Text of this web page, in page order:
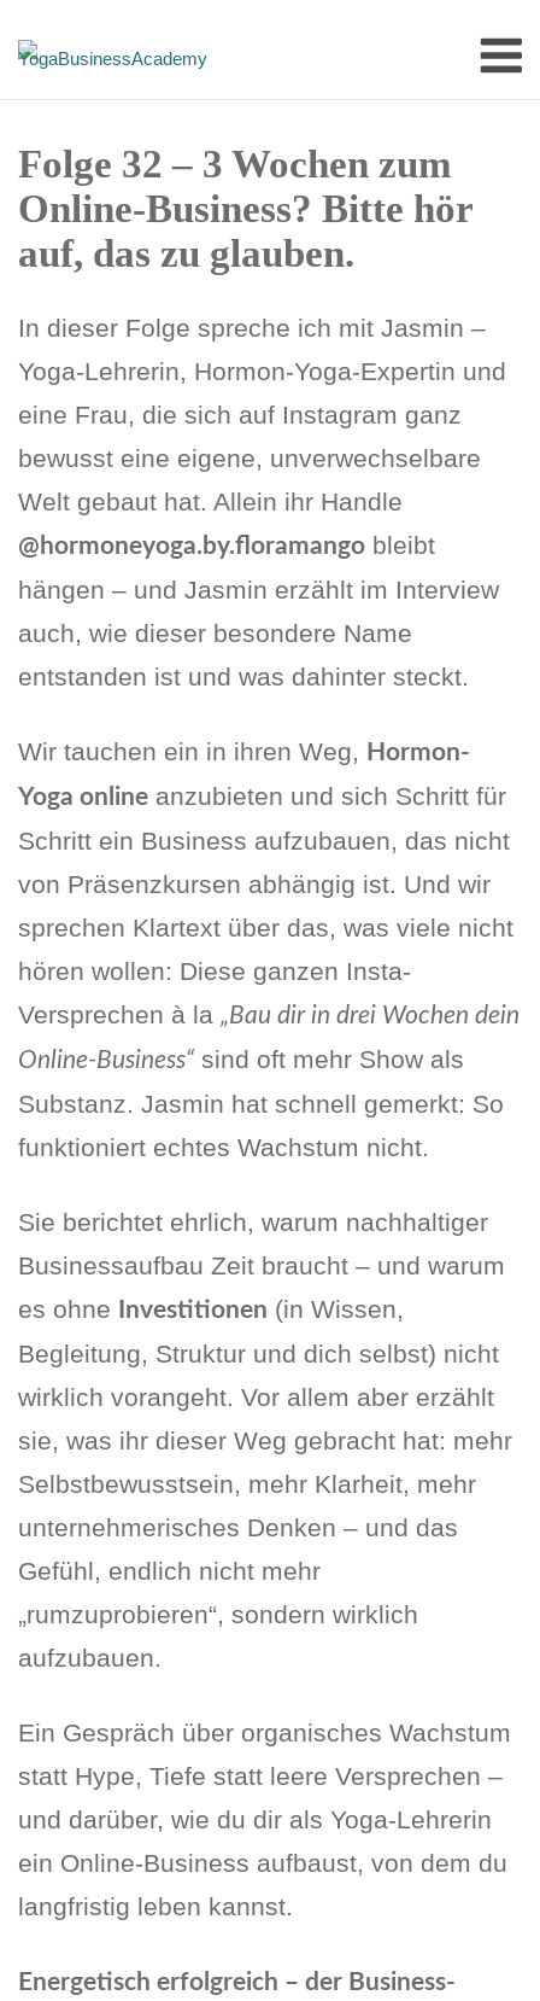
content
Folge 32 – 3 Wochen zum
Online-Business? Bitte hör
auf, das zu glauben.
In dieser Folge spreche ich mit Jasmin –
Yoga-Lehrerin, Hormon-Yoga-Expertin und
eine Frau, die sich auf Instagram ganz
bewusst eine eigene, unverwechselbare
Welt gebaut hat. Allein ihr Handle
@hormoneyoga.by.floramango bleibt
hängen – und Jasmin erzählt im Interview
auch, wie dieser besondere Name
entstanden ist und was dahinter steckt.
Wir tauchen ein in ihren Weg, Hormon-
Yoga online anzubieten und sich Schritt für
Schritt ein Business aufzubauen, das nicht
von Präsenzkursen abhängig ist. Und wir
sprechen Klartext über das, was viele nicht
hören wollen: Diese ganzen Insta-
Versprechen à la „Bau dir in drei Wochen dein
Online-Business“sind oft mehr Show als
Substanz. Jasmin hat schnell gemerkt: So
funktioniert echtes Wachstum nicht.
Sie berichtet ehrlich, warum nachhaltiger
Businessaufbau Zeit braucht – und warum
es ohne
Investitionen (in Wissen,
Begleitung, Struktur und dich selbst) nicht
wirklich vorangeht. Vor allem aber erzählt
sie, was ihr dieser Weg gebracht hat: mehr
Selbstbewusstsein, mehr Klarheit, mehr
unternehmerisches Denken – und das
Gefühl, endlich nicht mehr
„rumzuprobieren“, sondern wirklich
aufzubauen.
Ein Gespräch über organisches Wachstum
statt Hype, Tiefe statt leere Versprechen –
und darüber, wie du dir als Yoga-Lehrerin
ein Online-Business aufbaust, von dem du
langfristig leben kannst.
Energetisch erfolgreich – der Business-